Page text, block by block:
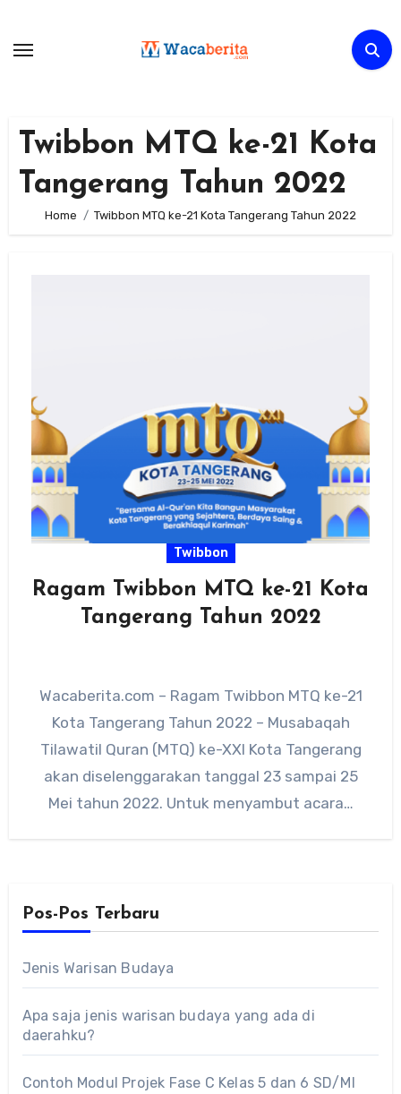
content
Twibbon MTQ ke-21 Kota
Tangerang Tahun 2022
Home Twibbon MTQ ke-21 Kota Tangerang Tahun 2022
Twibbon
Ragam Twibbon MTQ ke-21 Kota
Tangerang Tahun 2022
Wacaberita.com – Ragam Twibbon MTQ ke-21
Kota Tangerang Tahun 2022 – Musabaqah
Tilawatil Quran (MTQ) ke-XXI Kota Tangerang
akan diselenggarakan tanggal 23 sampai 25
Mei tahun 2022. Untuk menyambut acara…
Pos-Pos Terbaru
Jenis Warisan Budaya
Apa saja jenis warisan budaya yang ada di
daerahku?
Contoh Modul Projek Fase C Kelas 5 dan 6 SD/MI